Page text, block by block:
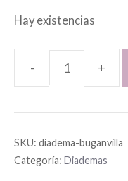
Hay existencias
SKU: diadema-buganvilla
Categoría: Diademas